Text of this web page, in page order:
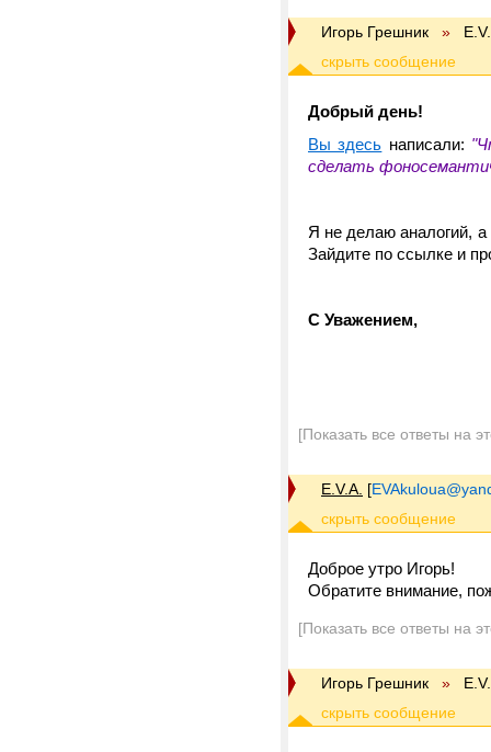
Игорь Грешник »
Добрый день!
Вы здесь написали:
сделать
Я не делаю аналогий,
Зайдите по ссылке и
С Уважением,
[Показать все ответы на
E.V.A. [
Доброе утро Игорь!
Обратите внимание,
[Показать все ответы на
Игорь Грешник »